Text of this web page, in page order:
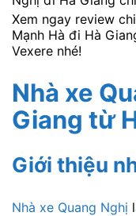
Xem ngay review
Mạnh Hà đi Hà
Vexere nhé!
Nhà xe
Giang từ
Giới thiệu
Nhà xe Quang Nghị